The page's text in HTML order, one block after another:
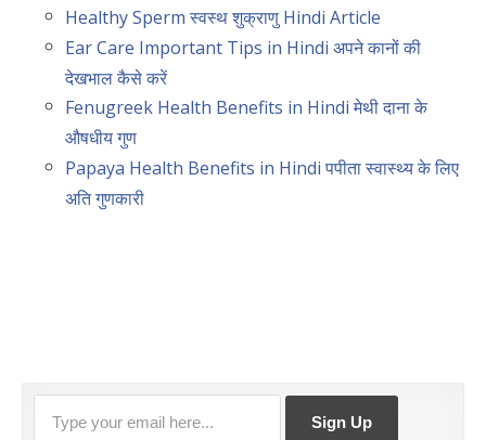
Healthy Sperm स्वस्थ शुक्राणु Hindi Article
Ear Care Important Tips in Hindi अपने कानों की
देखभाल कैसे करें
Fenugreek Health Benefits in Hindi मेथी दाना के
औषधीय गुण
Papaya Health Benefits in Hindi पपीता स्वास्थ्य के लिए
अति गुणकारी